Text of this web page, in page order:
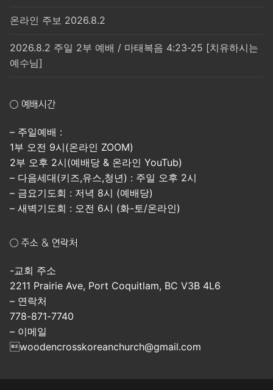
온라인 주보 2026.8.2
2026.8.2 주일 2부 예배 / 마태복음 4:23-25 [치유하시는
예수님]
○ 예배시간
– 주일예배 :
1부 오전 9시(온라인 ZOOM)
2부 오후 2시(예배당 & 온라인 YouTub)
– 다음세대(키즈,유스,청년) : 주일 오후 2시
– 금요기도회 : 저녁 8시 (예배당)
– 새벽기도회 : 오전 6시 (화-토/온라인)
○ 주소 & 연락처
-교회 주소
2211 Prairie Ave, Port Coquitlam, BC V3B 4L6
– 연락처
778-871-7740
– 이메일
woodencrosskoreanchurch@gmail.com